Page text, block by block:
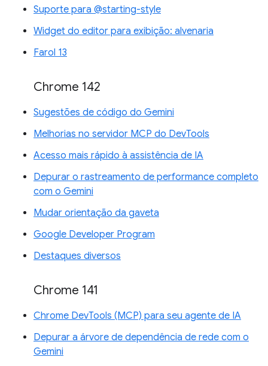
Suporte para @starting-style
Widget do editor para exibição: alvenaria
Farol 13
Chrome 142
Sugestões de código do Gemini
Melhorias no servidor MCP do DevTools
Acesso mais rápido à assistência de IA
Depurar o rastreamento de performance completo
com o Gemini
Mudar orientação da gaveta
Google Developer Program
Destaques diversos
Chrome 141
Chrome DevTools (MCP) para seu agente de IA
Depurar a árvore de dependência de rede com o
Gemini